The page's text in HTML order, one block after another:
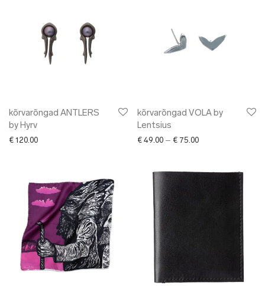
kõrvarõngad ANTLERS
by Hyrv
€ 120.00
kõrvarõngad VOLA by
Lentsius
€ 49.00 – € 75.00Price range: €